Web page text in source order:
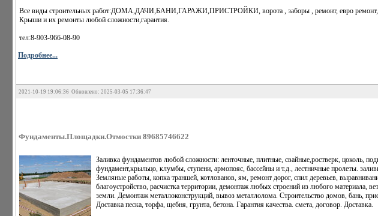
Все виды строительных работ:ДОМА,ДАЧИ,БАНИ,ГАРАЖИ,ПРИСТРОЙКИ, ворота , заборы , ремонт, евро
Крыши и их ремонты любой сложности,гарантия.
тел:8-903-966-08-90
Подробнее...
2021-10-19 19:06:36 Обновлено: 2025-03-05 17:36:47
Фундаменты.Площадки.Отмостки 89685746622
Заливка фундаментов любой сложности: ленточные, плитные, свайные,ростверк, цоколь,
фундамент,крыльцо, клумбы, ступени, армопояс, бассейны и т.д., лестничные пролеты.
Земляные работы, копка траншей, котлованов, ям, ремонт дорог, спил деревьев,
благоустройство, расчистка территории, демонтаж любых строений из любого материала,
земли. Демонтаж металлоконструкций, вывоз металлолома. Строительство домов, бань,
Доставка песка, торфа, щебня, грунта, бетона. Гарантия качества. смета, договор. Доставка.